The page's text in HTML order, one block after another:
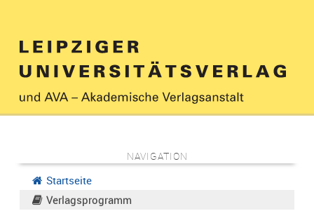
NAVIGATION
Startseite
Verlagsprogramm